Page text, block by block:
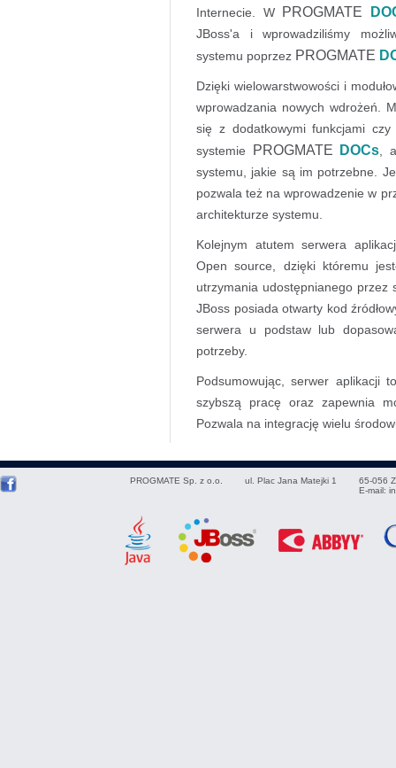
Internecie. W PROGMATE
JBoss'a i wprowadziliśmy
systemu poprzez PROGMATE
Dzięki wielowarstwowości i
wprowadzania nowych wdrożeń.
się z dodatkowymi funkcjami czy
systemie PROGMATE DOCs ,
systemu, jakie są im potrzebne.
pozwala też na wprowadzenie w
architekturze systemu.
Kolejnym atutem serwera
Open source, dzięki któremu
utrzymania udostępnianego przez
JBoss posiada otwarty kod
serwera u podstaw lub
potrzeby.
Podsumowując, serwer aplikacji
szybszą pracę oraz zapewnia
Pozwala na integrację wielu
PROGMATE Sp. z o.o. ul. Plac Jana Matejki 1 65-056
E-mail: